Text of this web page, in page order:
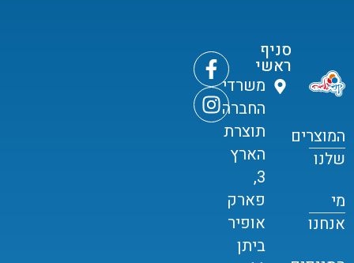
המוצרים
שלנו
מי
אנחנו
סניף
ראשי
משרדי
החברה
תוצרת
הארץ
3,
פארק
אופיר
ביתן